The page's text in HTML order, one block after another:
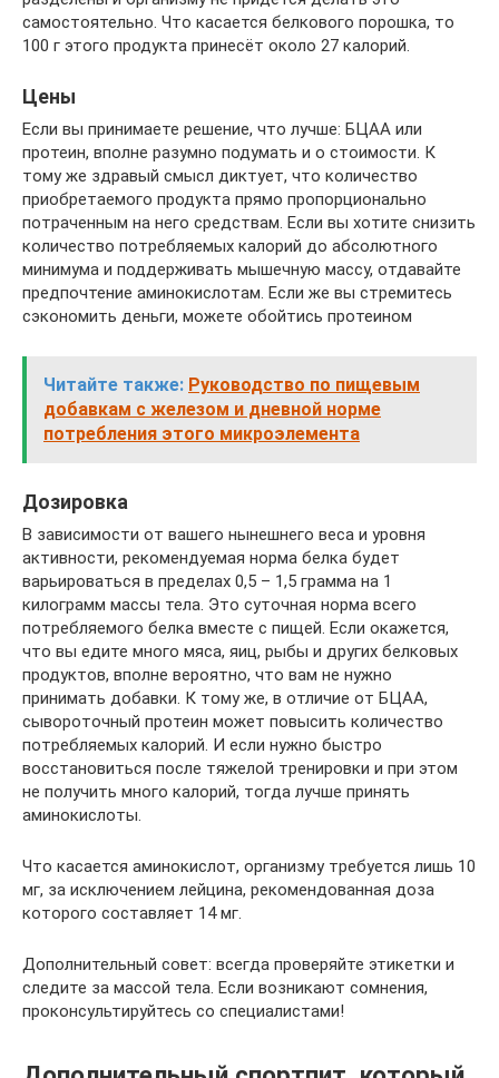
самостоятельно. Что касается белкового порошка, то
100 г этого продукта принесёт около 27 калорий.
Цены
Если вы принимаете решение, что лучше: БЦАА или
протеин, вполне разумно подумать и о стоимости. К
тому же здравый смысл диктует, что количество
приобретаемого продукта прямо пропорционально
потраченным на него средствам. Если вы хотите снизить
количество потребляемых калорий до абсолютного
минимума и поддерживать мышечную массу, отдавайте
предпочтение аминокислотам. Если же вы стремитесь
сэкономить деньги, можете обойтись протеином
Читайте также: Руководство по пищевым
добавкам с железом и дневной норме
потребления этого микроэлемента
Дозировка
В зависимости от вашего нынешнего веса и уровня
активности, рекомендуемая норма белка будет
варьироваться в пределах 0,5 – 1,5 грамма на 1
килограмм массы тела. Это суточная норма всего
потребляемого белка вместе с пищей. Если окажется,
что вы едите много мяса, яиц, рыбы и других белковых
продуктов, вполне вероятно, что вам не нужно
принимать добавки. К тому же, в отличие от БЦАА,
сывороточный протеин может повысить количество
потребляемых калорий. И если нужно быстро
восстановиться после тяжелой тренировки и при этом
не получить много калорий, тогда лучше принять
аминокислоты.
Что касается аминокислот, организму требуется лишь 10
мг, за исключением лейцина, рекомендованная доза
которого составляет 14 мг.
Дополнительный совет: всегда проверяйте этикетки и
следите за массой тела. Если возникают сомнения,
проконсультируйтесь со специалистами!